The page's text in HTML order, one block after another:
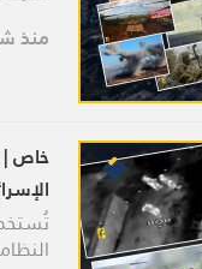
منذ
خاص |